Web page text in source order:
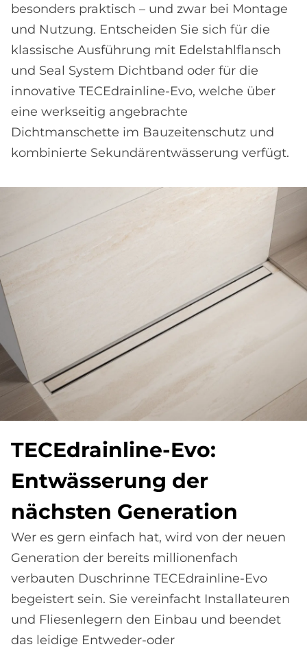
besonders praktisch – und zwar bei Montage
und Nutzung. Entscheiden Sie sich für die
klassische Ausführung mit Edelstahlflansch
und Seal System Dichtband oder für die
innovative TECEdrainline-Evo, welche über
eine werkseitig angebrachte
Dichtmanschette im Bauzeitenschutz und
kombinierte Sekundärentwässerung verfügt.
TE­CEdrain­li­ne-Evo:
Ent­wäs­se­rung der
näch­sten Ge­nera­ti­on
Wer es gern einfach hat, wird von der neuen
Generation der bereits millionenfach
verbauten Duschrinne TECEdrainline-Evo
begeistert sein. Sie vereinfacht Installateuren
und Fliesenlegern den Einbau und beendet
das leidige Entweder-oder